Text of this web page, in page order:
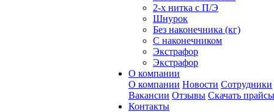
2-х нитка с П/Э
Шнурок
Без наконечника (кг)
С наконечником
Экстрафор
Экстрафор
О компании
О компании Новости Сотрудники
Вакансии Отзывы Скачать прайсы
Контакты